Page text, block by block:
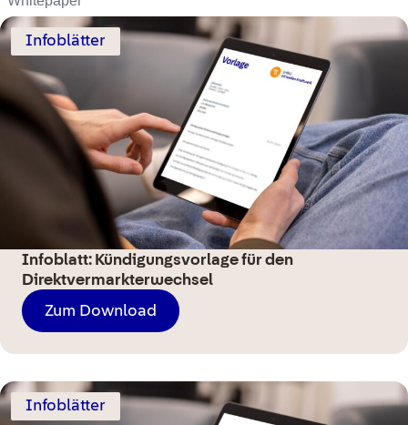
Infoblätter
Infoblatt: Kündigungsvorlage für den
Direktvermarkterwechsel
Zum Download
Infoblätter